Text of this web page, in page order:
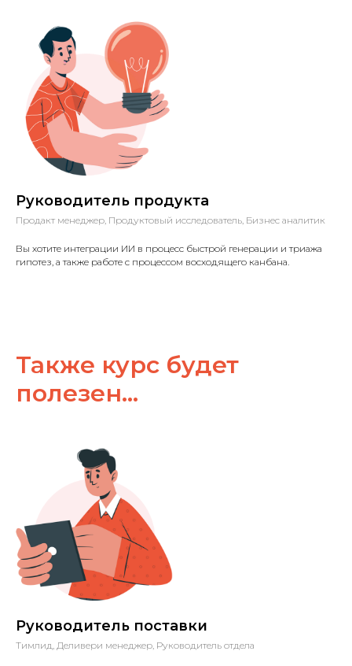
Руководитель продукта
Продакт менеджер, Продуктовый исследователь, Бизнес аналитик
Вы хотите интеграции ИИ в процесс быстрой генерации и триажа
гипотез, а также работе с процессом восходящего канбана.
Также курс будет
полезен...
Руководитель поставки
Тимлид, Деливери менеджер, Руководитель отдела